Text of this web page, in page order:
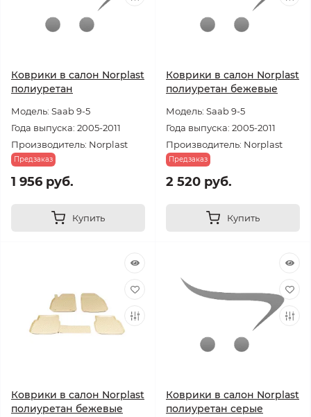
Коврики в салон Norplast
полиуретан
Модель: Saab 9-5
Года выпуска: 2005-2011
Производитель: Norplast
Предзаказ
1 956 руб.
Купить
Коврики в салон Norplast
полиуретан бежевые
Модель: Saab 9-5
Года выпуска: 2005-2011
Производитель: Norplast
Предзаказ
2 520 руб.
Купить
Коврики в салон Norplast
полиуретан бежевые
Коврики в салон Norplast
полиуретан серые